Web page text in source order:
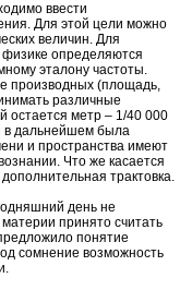
ввести
Для этой цели можно
величин. Для
определяются
эталону частоты.
производных (площадь,
различные
остается метр – 1/40 000
в дальнейшем была
и пространства имеют
Что же касается
трактовка.
день не
принято считать
понятие
сомнение возможность